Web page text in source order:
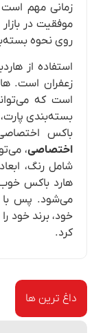
زمانی مهم است
موفقیت در
روی نحوه
استفاده از
زعفران است.
است که
بسته‌بندی
باکس
اختصاصی،
شامل رنگ،
هارد باکس
می‌شود. پس با
خود، برند خود
کرد.
داغ ترین ها